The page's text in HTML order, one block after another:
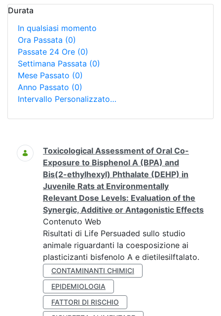
Durata
In qualsiasi momento
Ora Passata (0)
Passate 24 Ore (0)
Settimana Passata (0)
Mese Passato (0)
Anno Passato (0)
Intervallo Personalizzato…
Ricerca
Toxicological Assessment of Oral Co-
Exposure to Bisphenol A (BPA) and
Bis(2-ethylhexyl) Phthalate (DEHP) in
Juvenile Rats at Environmentally
Relevant Dose Levels: Evaluation of the
Synergic, Additive or Antagonistic Effects
Contenuto Web
Risultati di Life Persuaded sullo studio
animale riguardanti la coesposizione ai
plasticizanti bisfenolo A e dietilesilftalato.
CONTAMINANTI CHIMICI
EPIDEMIOLOGIA
FATTORI DI RISCHIO